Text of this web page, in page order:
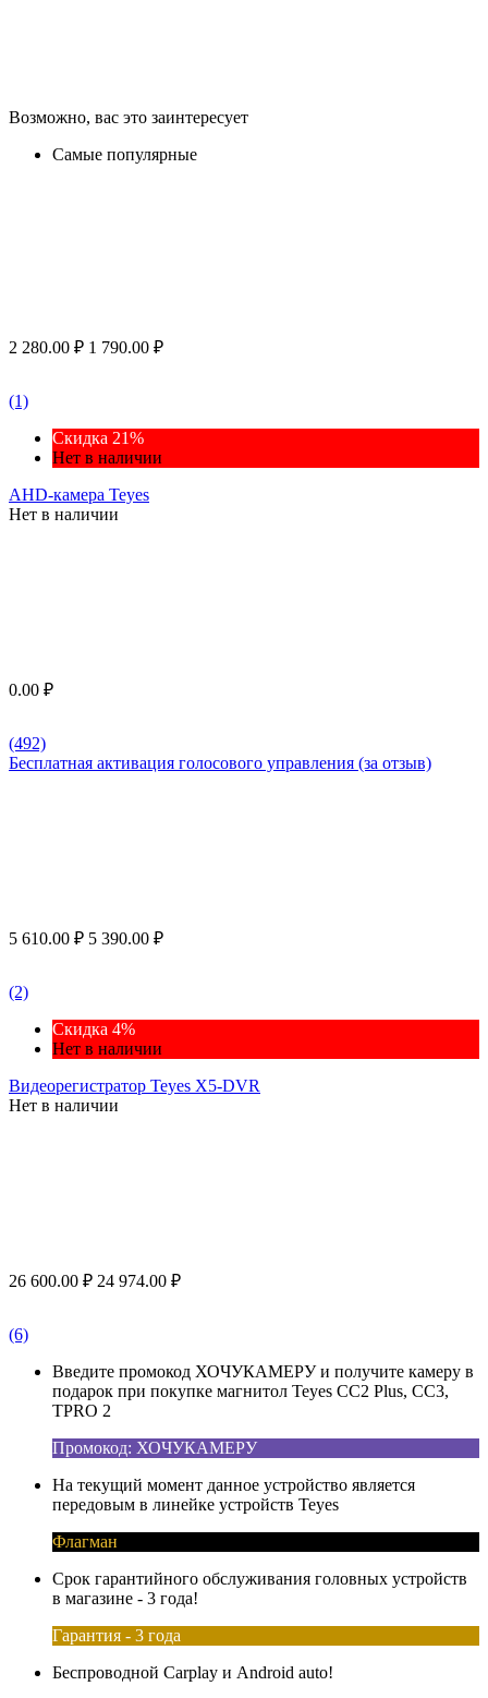
Возможно, вас это заинтересует
Самые популярные
2 280.00 ₽ 1 790.00 ₽
(1)
Скидка 21%
Нет в наличии
AHD-камера Teyes
Нет в наличии
0.00 ₽
(492)
Бесплатная активация голосового управления (за отзыв)
5 610.00 ₽ 5 390.00 ₽
(2)
Скидка 4%
Нет в наличии
Видеорегистратор Teyes X5-DVR
Нет в наличии
26 600.00 ₽ 24 974.00 ₽
(6)
Введите промокод ХОЧУКАМЕРУ и получите камеру в
подарок при покупке магнитол Teyes CC2 Plus, CC3,
TPRO 2
Промокод: ХОЧУКАМЕРУ
На текущий момент данное устройство является
передовым в линейке устройств Teyes
Флагман
Срок гарантийного обслуживания головных устройств
в магазине - 3 года!
Гарантия - 3 года
Беспроводной Carplay и Android auto!